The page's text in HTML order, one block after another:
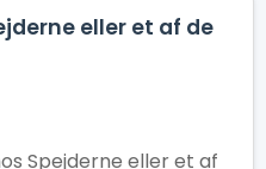
eller et af de
Spejderne eller et af